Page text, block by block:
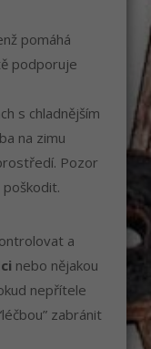
pomáhá
podporuje
s chladnějším
na zimu
Pozor
a
nebo nějakou
nepřítele
zabránit